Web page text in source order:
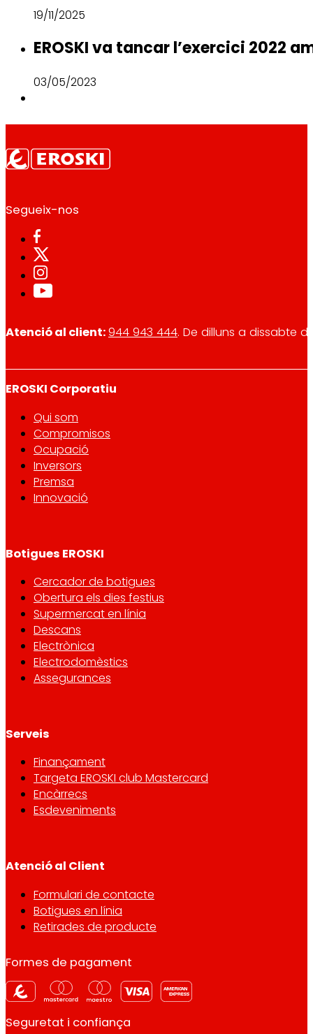
19/11/2025
EROSKI va tancar l’exercici 2022
03/05/2023
Segueix-nos
Atenció al client:944 943 444. De dilluns a dissabte
EROSKI Corporatiu
Qui som
Compromisos
Ocupació
Inversors
Premsa
Innovació
Botigues EROSKI
Cercador de botigues
Obertura els dies festius
Supermercat en línia
Descans
Electrònica
Electrodomèstics
Assegurances
Serveis
Finançament
Targeta EROSKI club Mastercard
Encàrrecs
Esdeveniments
Atenció al Client
Formulari de contacte
Botigues en línia
Retirades de producte
Formes de pagament
Seguretat i confiança